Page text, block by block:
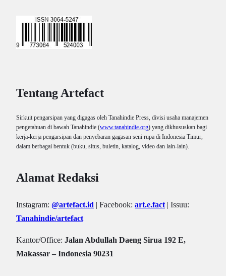
Tentang Artefact
Sirkuit pengarsipan yang digagas oleh Tanahindie Press, divisi usaha manajemen
pengetahuan di bawah Tanahindie (www.tanahindie.org) yang dikhususkan bagi
kerja-kerja pengarsipan dan penyebaran gagasan seni rupa di Indonesia Timur,
dalam berbagai bentuk (buku, situs, buletin, katalog, video dan lain-lain).
Alamat Redaksi
Instagram: @artefact.id | Facebook: art.e.fact | Issuu:
Tanahindie/artefact
Kantor/Office: Jalan Abdullah Daeng Sirua 192 E,
Makassar – Indonesia 90231